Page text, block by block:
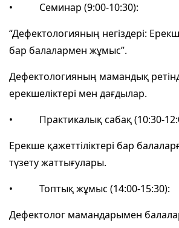
• Семинар (9:00-10:30):
“Дефектологияның негіздері:
бар балалармен жұмыс”.
Дефектологияның мамандық
ерекшеліктері мен дағдылар.
• Практикалық сабақ (10:30-
Ерекше қажеттіліктері бар
түзету жаттығулары.
• Топтық жұмыс (14:00-15:30):
Дефектолог мамандарымен